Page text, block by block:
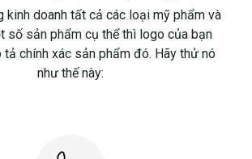
kinh doanh tất cả các loại mỹ phẩm và
số sản phẩm cụ thể thì logo của bạn
tả chính xác sản phẩm đó. Hãy thử nó
như thế này: